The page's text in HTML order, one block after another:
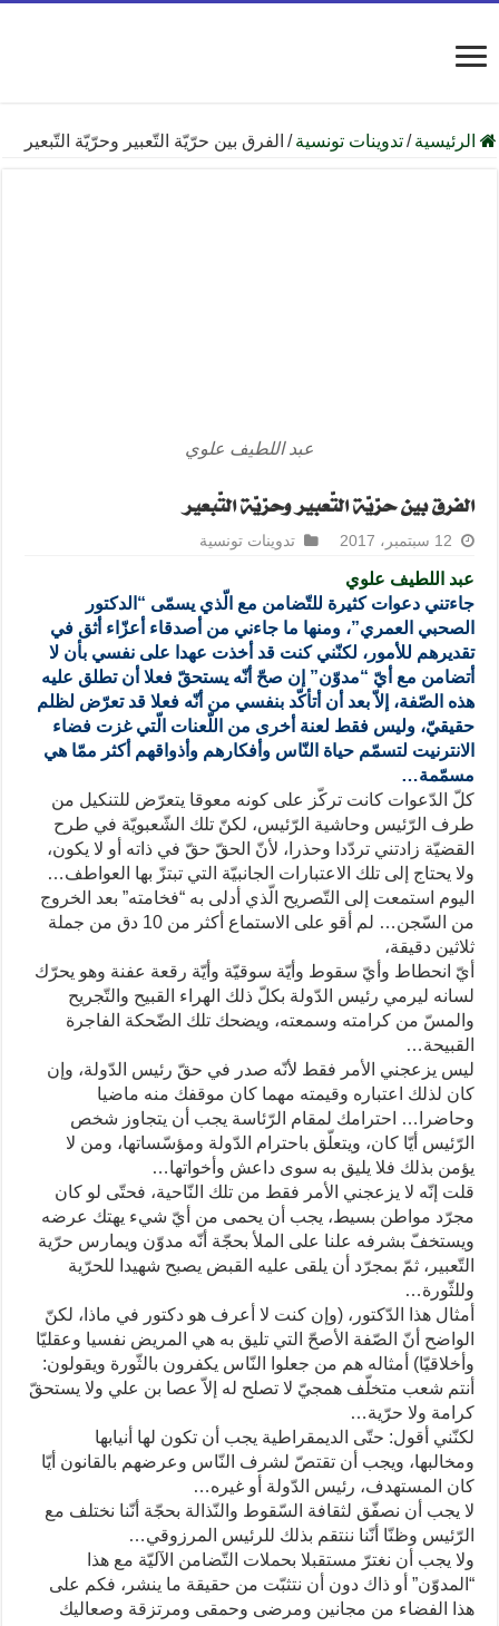
الرئيسية /تدوينات تونسية / الفرق بين حرّيّة التّعبير وحرّيّة التّبعير
عبد اللطيف علوي
الفرق بين حرّيّة التّعبير وحرّيّة التّبعير
12 سبتمبر، 2017 تدوينات تونسية
عبد اللطيف علوي
جاءتني دعوات كثيرة للتّضامن مع الّذي يسمّى “الدكتور
الصحبي العمري”، ومنها ما جاءني من أصدقاء أعزّاء أثق في
تقديرهم للأمور، لكنّني كنت قد أخذت عهدا على نفسي بأن لا
أتضامن مع أيّ “مدوّن” إن صحّ أنّه يستحقّ فعلا أن تطلق عليه
هذه الصّفة، إلاّ بعد أن أتأكّد بنفسي من أنّه فعلا قد تعرّض لظلم
حقيقيّ، وليس فقط لعنة أخرى من اللّعنات الّتي غزت فضاء
الانترنيت لتسمّم حياة النّاس وأفكارهم وأذواقهم أكثر ممّا هي
مسمّمة…
كلّ الدّعوات كانت تركّز على كونه معوقا يتعرّض للتنكيل من
طرف الرّئيس وحاشية الرّئيس، لكنّ تلك الشّعبويّة في طرح
القضيّة زادتني تردّدا وحذرا، لأنّ الحقّ حقّ في ذاته أو لا يكون،
ولا يحتاج إلى تلك الاعتبارات الجانبيّة التي تبتزّ بها العواطف…
اليوم استمعت إلى التّصريح الّذي أدلى به “فخامته” بعد الخروج
من السّجن… لم أقو على الاستماع أكثر من 10 دق من جملة
ثلاثين دقيقة،
أيّ انحطاط وأيّ سقوط وأيّة سوقيّة وأيّة رقعة عفنة وهو يحرّك
لسانه ليرمي رئيس الدّولة بكلّ ذلك الهراء القبيح والتّجريح
والمسّ من كرامته وسمعته، ويضحك تلك الضّحكة الفاجرة
القبيحة…
ليس يزعجني الأمر فقط لأنّه صدر في حقّ رئيس الدّولة، وإن
كان لذلك اعتباره وقيمته مهما كان موقفك منه ماضيا
وحاضرا… احترامك لمقام الرّئاسة يجب أن يتجاوز شخص
الرّئيس أيّا كان، ويتعلّق باحترام الدّولة ومؤسّساتها، ومن لا
يؤمن بذلك فلا يليق به سوى داعش وأخواتها…
قلت إنّه لا يزعجني الأمر فقط من تلك النّاحية، فحتّى لو كان
مجرّد مواطن بسيط، يجب أن يحمى من أيّ شيء يهتك عرضه
ويستخفّ بشرفه علنا على الملأ بحجّة أنّه مدوّن ويمارس حرّية
التّعبير، ثمّ بمجرّد أن يلقى عليه القبض يصبح شهيدا للحرّية
وللثّورة…
أمثال هذا الدّكتور، (وإن كنت لا أعرف هو دكتور في ماذا، لكنّ
الواضح أنّ الصّفة الأصحّ التي تليق به هي المريض نفسيا وعقليّا
وأخلاقيّا) أمثاله هم من جعلوا النّاس يكفرون بالثّورة ويقولون:
أنتم شعب متخلّف همجيّ لا تصلح له إلاّ عصا بن علي ولا يستحقّ
كرامة ولا حرّية…
لكنّني أقول: حتّى الديمقراطية يجب أن تكون لها أنيابها
ومخالبها، ويجب أن تقتصّ لشرف النّاس وعرضهم بالقانون أيّا
كان المستهدف، رئيس الدّولة أو غيره…
لا يجب أن نصفّق لثقافة السّقوط والنّذالة بحجّة أنّنا نختلف مع
الرّئيس وظنّا أنّنا ننتقم بذلك للرئيس المرزوقي…
ولا يجب أن نغترّ مستقبلا بحملات التّضامن الآليّة مع هذا
“المدوّن” أو ذاك دون أن نتثبّت من حقيقة ما ينشر، فكم على
هذا الفضاء من مجانين ومرضى وحمقى ومرتزقة وصعاليك